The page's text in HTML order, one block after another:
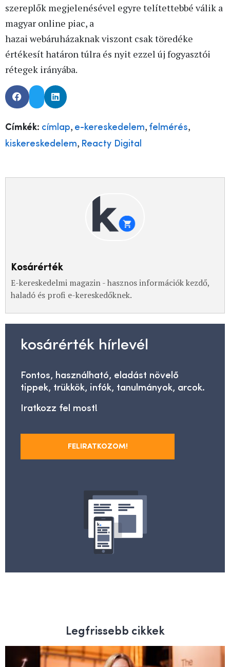
szereplők megjelenésével egyre telítettebbé válik a
magyar online piac, a
hazai webáruházaknak viszont csak töredéke
értékesít határon túlra és nyit ezzel új fogyasztói
rétegek irányába.
Címkék: címlap, e-kereskedelem, felmérés,
kiskereskedelem, Reacty Digital
Kosárérték
E-kereskedelmi magazin - hasznos információk kezdő,
haladó és profi e-kereskedőknek.
kosárérték hírlevél
Fontos, használható, eladást növelő
tippek, trükkök, infók, tanulmányok, arcok.
Iratkozz fel most!
FELIRATKOZOM!
Legfrissebb cikkek